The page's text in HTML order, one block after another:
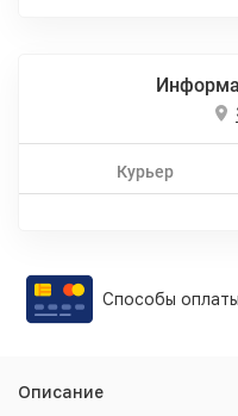
Курьер
Способы оплаты
Описание